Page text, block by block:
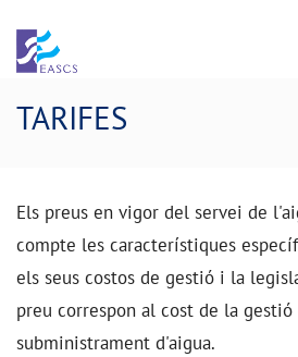
TARIFES
Els preus en vigor del servei de
compte les característiques
els seus costos de gestió i la
preu correspon al cost de la
subministrament d'aigua.